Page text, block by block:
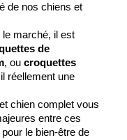
de nos chiens et
le marché, il est
de
, ou croquettes
réellement une
chien complet vous
entre ces
le bien-être de